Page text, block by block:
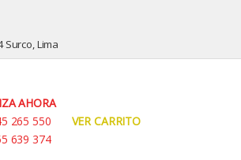
Surco, Lima
AHORA
265 550
639 374
VER CARRITO